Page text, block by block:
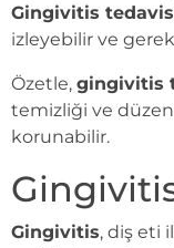
Gingivitis
izleyebilir ve
Özetle, gingivitis
temizliği ve
korunabilir.
Gingivitis, diş eti